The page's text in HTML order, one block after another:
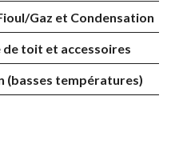
Gaz et Condensation
de toit et accessoires
(basses températures)